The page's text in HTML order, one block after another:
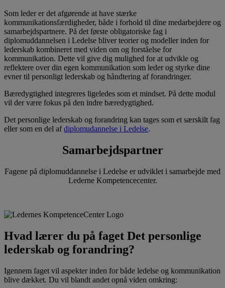
Som leder er det afgørende at have stærke
kommunikationsfærdigheder, både i forhold til dine medarbejdere og
samarbejdspartnere. På det første obligatoriske fag i
diplomuddannelsen i Ledelse bliver teorier og modeller inden for
lederskab kombineret med viden om og forståelse for
kommunikation. Dette vil give dig mulighed for at udvikle og
reflektere over din egen kommunikation som leder og styrke dine
evner til personligt lederskab og håndtering af forandringer.
Bæredygtighed integreres ligeledes som et mindset. På dette modul
vil der være fokus på den indre bæredygtighed.
Det personlige lederskab og forandring kan tages som et særskilt fag
eller som en del afdiplomudannelse i Ledelse.
Samarbejdspartner
Fagene på diplomuddannelse i Ledelse er udviklet i samarbejde med
Lederne Kompetencecenter.
Hvad lærer du på faget Det personlige
lederskab og forandring?
Igennem faget vil aspekter inden for både ledelse og kommunikation
blive dækket. Du vil blandt andet opnå viden omkring: